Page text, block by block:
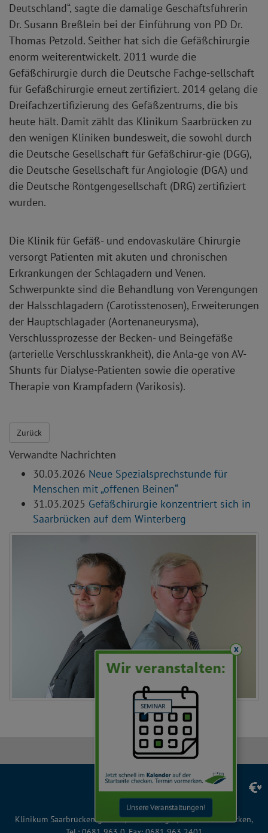
Deutschland“, sagte die damalige Geschäftsführerin
Dr. Susann Breßlein bei der Einführung von PD Dr.
Thomas Petzold. Seither hat sich die Gefäßchirurgie
enorm weiterentwickelt. 2011 wurde die
Gefäßchirurgie durch die Deutsche Fachge-sellschaft
für Gefäßchirurgie erneut zertifiziert. 2014 gelang die
Dreifachzertifizierung des Gefäßzentrums, die bis
heute hält. Damit zählt das Klinikum Saarbrücken zu
den wenigen Kliniken bundesweit, die sowohl durch
die Deutsche Gesellschaft für Gefäßchirur-gie (DGG),
die Deutsche Gesellschaft für Angiologie (DGA) und
die Deutsche Röntgengesellschaft (DRG) zertifiziert
wurden.
Die Klinik für Gefäß- und endovaskuläre Chirurgie
versorgt Patienten mit akuten und chronischen
Erkrankungen der Schlagadern und Venen.
Schwerpunkte sind die Behandlung von Verengungen
der Halsschlagadern (Carotisstenosen), Erweiterungen
der Hauptschlagader (Aortenaneurysma),
Verschlussprozesse der Becken- und Beingefäße
(arterielle Verschlusskrankheit), die Anla-ge von AV-
Shunts für Dialyse-Patienten sowie die operative
Therapie von Krampfadern (Varikosis).
Zurück
Verwandte Nachrichten
30.03.2026 Neue Spezialsprechstunde für
Menschen mit „offenen Beinen“
31.03.2025 Gefäßchirurgie konzentriert sich in
Saarbrücken auf dem Winterberg
TikTok
YouTube
LinkedIn
Instagram
Facebook
Klinikum Saarbrücken gGmbH, Winterberg 1, 66119 Saarbrücken,
x
Unsere Veranstaltungen!